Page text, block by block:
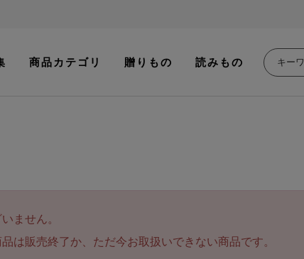
商品カテゴリ 贈りもの 読みもの
ません。
は販売終了か、ただ今お取扱いできない商品です。